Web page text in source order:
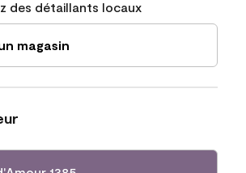
des détaillants locaux
magasin